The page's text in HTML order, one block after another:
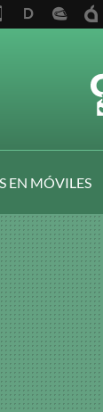
EN MÓVILES